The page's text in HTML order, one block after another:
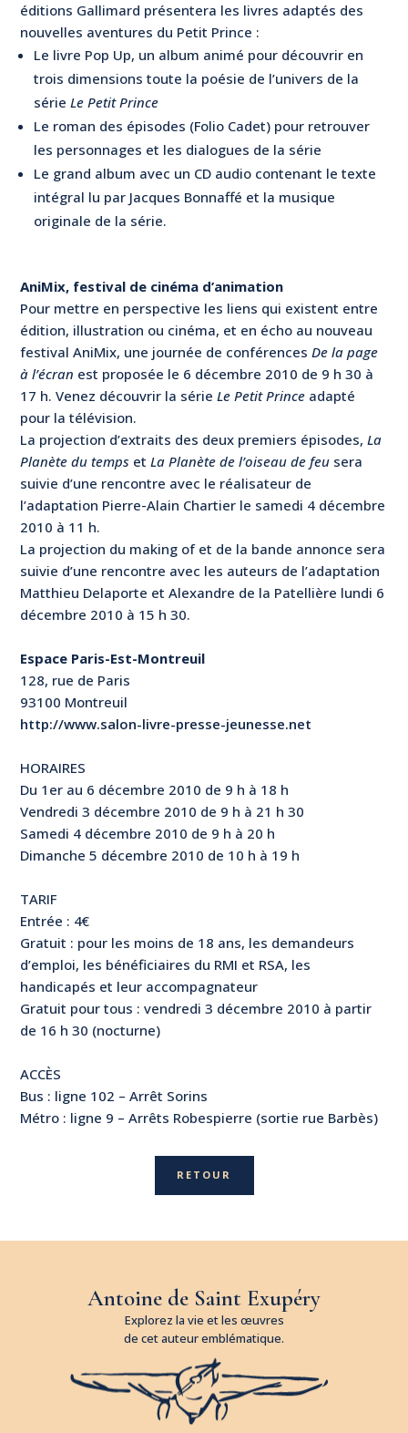
éditions Gallimard présentera les livres adaptés des
nouvelles aventures du Petit Prince :
Le livre Pop Up, un album animé pour découvrir en
trois dimensions toute la poésie de l’univers de la
sérieLe Petit Prince
Le roman des épisodes (Folio Cadet) pour retrouver
les personnages et les dialogues de la série
Le grand album avec un CD audio contenant le texte
intégral lu par Jacques Bonnaffé et la musique
originale de la série.
AniMix, festival de cinéma d’animation
Pour mettre en perspective les liens qui existent entre
édition, illustration ou cinéma, et en écho au nouveau
festival AniMix, une journée de conférencesDe la page
à l’écran est proposée le 6 décembre 2010 de 9 h 30 à
17 h. Venez découvrir la sérieLe Petit Prince adapté
pour la télévision.
La projection d’extraits des deux premiers épisodes,La
Planète du temps etLa Planète de l’oiseau de feu sera
suivie d’une rencontre avec le réalisateur de
l’adaptation Pierre-Alain Chartier le samedi 4 décembre
2010 à 11 h.
La projection du making of et de la bande annonce sera
suivie d’une rencontre avec les auteurs de l’adaptation
Matthieu Delaporte et Alexandre de la Patellière lundi 6
décembre 2010 à 15 h 30.
Espace Paris-Est-Montreuil
128, rue de Paris
93100 Montreuil
http://www.salon-livre-presse-jeunesse.net
HORAIRES
Du 1er au 6 décembre 2010 de 9 h à 18 h
Vendredi 3 décembre 2010 de 9 h à 21 h 30
Samedi 4 décembre 2010 de 9 h à 20 h
Dimanche 5 décembre 2010 de 10 h à 19 h
TARIF
Entrée : 4€
Gratuit : pour les moins de 18 ans, les demandeurs
d’emploi, les bénéficiaires du RMI et RSA, les
handicapés et leur accompagnateur
Gratuit pour tous : vendredi 3 décembre 2010 à partir
de 16 h 30 (nocturne)
ACCÈS
Bus : ligne 102 – Arrêt Sorins
Métro : ligne 9 – Arrêts Robespierre (sortie rue Barbès)
RETOUR
Antoine de Saint Exupéry
Explorez la vie et les œuvres
de cet auteur emblématique.